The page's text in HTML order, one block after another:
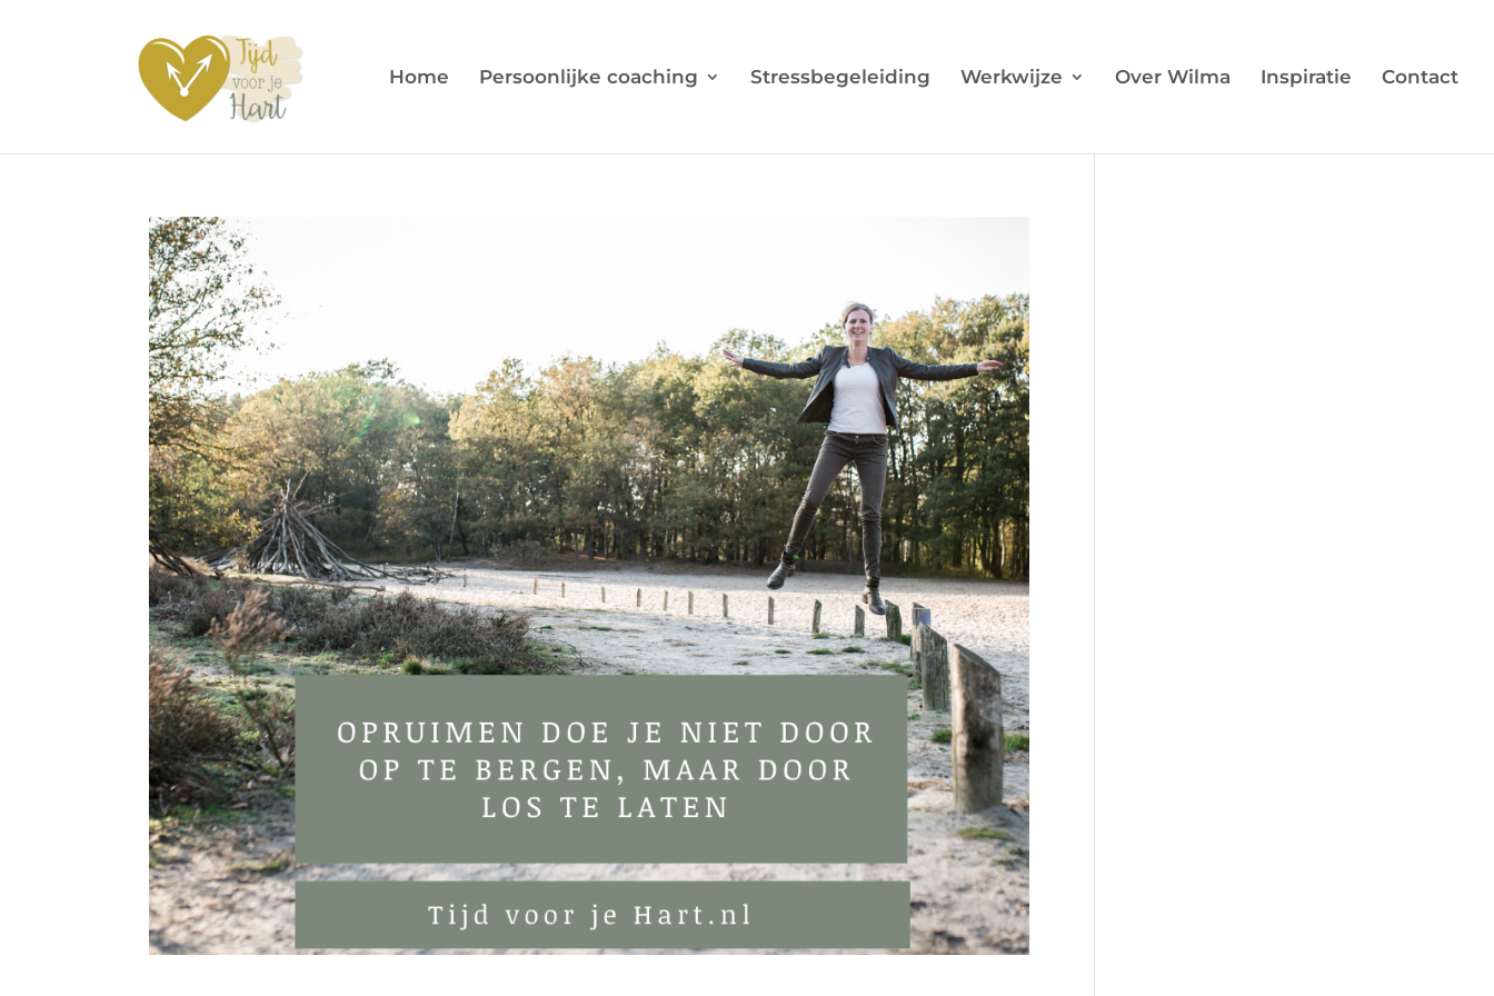
Home Persoonlijke coaching Stressbegeleiding Werkwijze Over Wilma Inspiratie Contact